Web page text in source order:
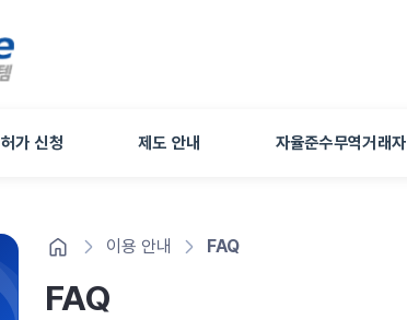
허가 신청 제도 안내 자율준수무역거래자
이용 안내 FAQ
FAQ